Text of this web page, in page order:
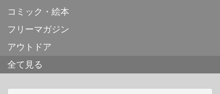
コミック・絵本
フリーマガジン
アウトドア
全て見る